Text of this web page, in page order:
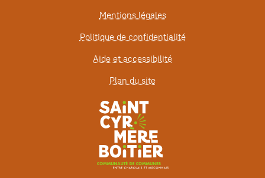
Mentions légales
Politique de confidentialité
Aide et accessibilité
Plan du site